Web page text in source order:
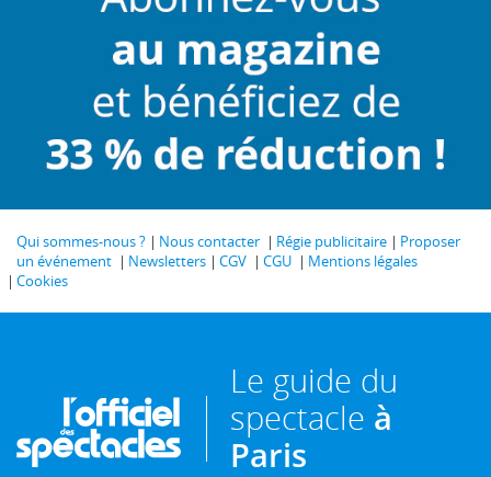
Qui sommes-nous ? Nous contacter Régie publicitaire
Proposer
un événement
Newsletters CGV CGU
Mentions légales
Cookies
Le guide du
spectacle à
Paris